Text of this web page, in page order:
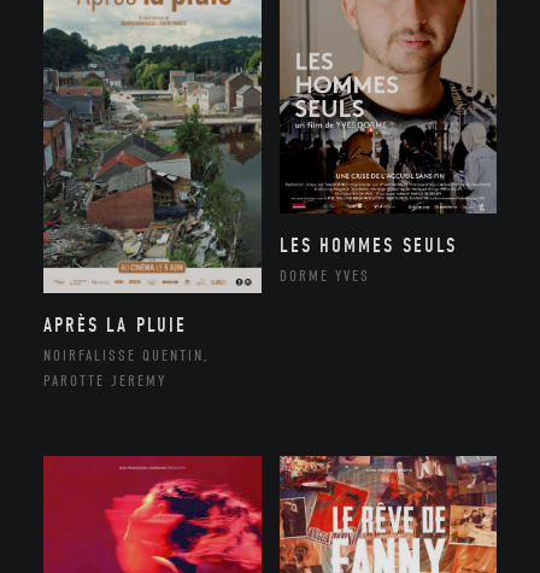
APRÈS LA PLUIE
NOIRFALISSE QUENTIN,
PAROTTE JEREMY
LES HOMMES SEULS
DORME YVES